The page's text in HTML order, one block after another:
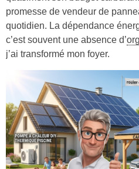
promesse de vendeur de
quotidien. La dépendance
c’est souvent une absence d’
j’ai transformé mon foyer.